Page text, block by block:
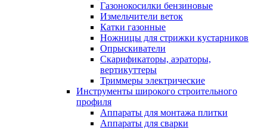
Газонокосилки бензиновые
Измельчители веток
Катки газонные
Ножницы для стрижки кустарников
Опрыскиватели
Скарификаторы, аэраторы,
вертикуттеры
Триммеры электрические
Инструменты широкого строительного
профиля
Аппараты для монтажа плитки
Аппараты для сварки